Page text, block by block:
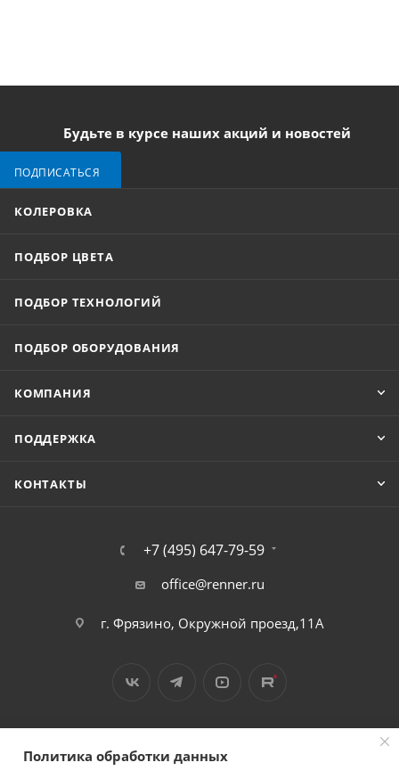
Будьте в курсе наших акций и новостей
ПОДПИСАТЬСЯ
КОЛЕРОВКА
ПОДБОР ЦВЕТА
ПОДБОР ТЕХНОЛОГИЙ
ПОДБОР ОБОРУДОВАНИЯ
КОМПАНИЯ
ПОДДЕРЖКА
КОНТАКТЫ
+7 (495) 647-79-59
office@renner.ru
г. Фрязино, Окружной проезд,11А
Политика обработки данных